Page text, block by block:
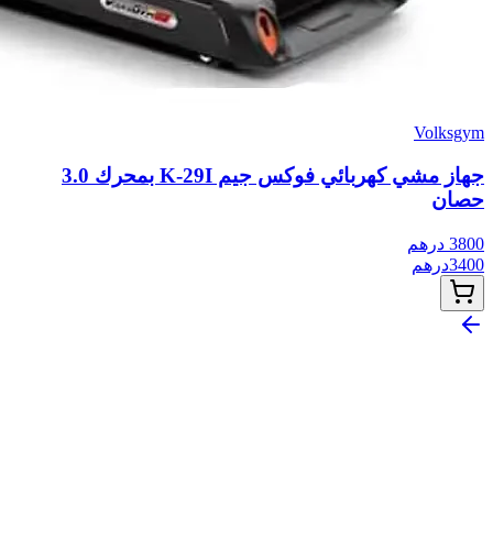
Volksgym
جهاز مشي كهربائي فوكس جيم K-29I بمحرك 3.0
حصان
3800 درهم
3400درهم